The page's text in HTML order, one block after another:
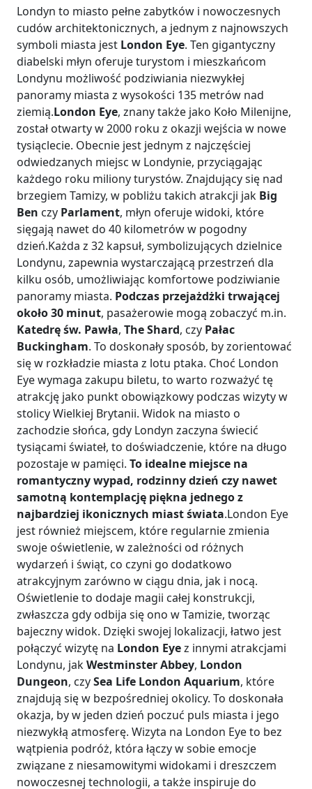
Londyn to miasto pełne zabytków i nowoczesnych
cudów architektonicznych, a jednym z najnowszych
symboli miasta jest London Eye. Ten gigantyczny
diabelski młyn oferuje turystom i mieszkańcom
Londynu możliwość podziwiania niezwykłej
panoramy miasta z wysokości 135 metrów nad
ziemią.London Eye, znany także jako Koło Milenijne,
został otwarty w 2000 roku z okazji wejścia w nowe
tysiąclecie. Obecnie jest jednym z najczęściej
odwiedzanych miejsc w Londynie, przyciągając
każdego roku miliony turystów. Znajdujący się nad
brzegiem Tamizy, w pobliżu takich atrakcji jak Big
Ben czy Parlament, młyn oferuje widoki, które
sięgają nawet do 40 kilometrów w pogodny
dzień.Każda z 32 kapsuł, symbolizujących dzielnice
Londynu, zapewnia wystarczającą przestrzeń dla
kilku osób, umożliwiając komfortowe podziwianie
panoramy miasta. Podczas przejażdżki trwającej
około 30 minut, pasażerowie mogą zobaczyć m.in.
Katedrę św. Pawła, The Shard, czy Pałac
Buckingham. To doskonały sposób, by zorientować
się w rozkładzie miasta z lotu ptaka. Choć London
Eye wymaga zakupu biletu, to warto rozważyć tę
atrakcję jako punkt obowiązkowy podczas wizyty w
stolicy Wielkiej Brytanii. Widok na miasto o
zachodzie słońca, gdy Londyn zaczyna świecić
tysiącami świateł, to doświadczenie, które na długo
pozostaje w pamięci. To idealne miejsce na
romantyczny wypad, rodzinny dzień czy nawet
samotną kontemplację piękna jednego z
najbardziej ikonicznych miast świata.London Eye
jest również miejscem, które regularnie zmienia
swoje oświetlenie, w zależności od różnych
wydarzeń i świąt, co czyni go dodatkowo
atrakcyjnym zarówno w ciągu dnia, jak i nocą.
Oświetlenie to dodaje magii całej konstrukcji,
zwłaszcza gdy odbija się ono w Tamizie, tworząc
bajeczny widok. Dzięki swojej lokalizacji, łatwo jest
połączyć wizytę na London Eyez innymi atrakcjami
Londynu, jakWestminster Abbey, London
Dungeon, czySea Life London Aquarium, które
znajdują się w bezpośredniej okolicy. To doskonała
okazja, by w jeden dzień poczuć puls miasta i jego
niezwykłą atmosferę. Wizyta na London Eye to bez
wątpienia podróż, która łączy w sobie emocje
związane z niesamowitymi widokami i dreszczem
nowoczesnej technologii, a także inspiruje do